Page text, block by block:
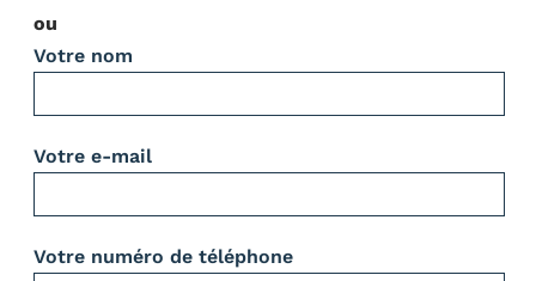
ou
Votre nom
Votre e-mail
Votre numéro de téléphone